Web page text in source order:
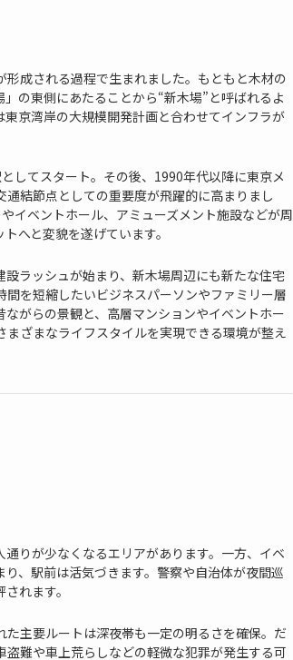
成される過程で生まれました。もともと木材の
の東側にあたることから“新木場”と呼ばれるよ
京湾岸の大規模開発計画と合わせてインフラが
してスタート。その後、1990年代以降に東京メ
結節点としての重要度が飛躍的に高まりまし
イベントホール、アミューズメント施設などが周
へと変貌を遂げています。
ラッシュが始まり、新木場周辺にも新たな住宅
を短縮したいビジネスパーソンやファミリー層
がらの景観と、高層マンションやイベントホー
ざまなライフスタイルを実現できる環境が整え
りが少なくなるエリアがあります。一方、イベ
、駅前は活気づきます。警察や自治体が夜間巡
れます。
主要ルートは深夜帯も一定の明るさを確保。だ
難や車上荒らしなどの軽微な犯罪が発生する可